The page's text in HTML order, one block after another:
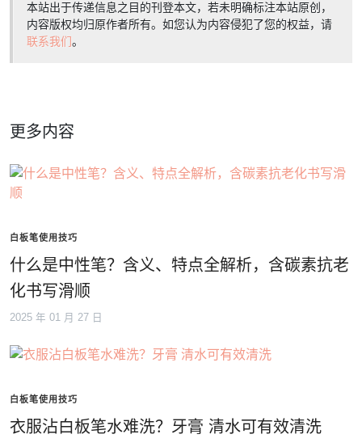
本站出于传递信息之目的刊登本文，若未明确标注本站原创，
内容版权均归原作者所有。如您认为内容侵犯了您的权益，请
联系我们。
更多内容
白板笔使用技巧
什么是中性笔？含义、特点全解析，含碳素抗老
化书写滑顺
2025 年 01 月 27 日
白板笔使用技巧
衣服沾白板笔水难洗？牙膏 清水可有效清洗